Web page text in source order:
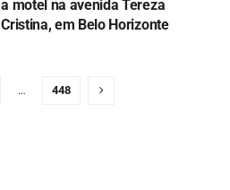
a motel na avenida Tereza
Cristina, em Belo Horizonte
… 448